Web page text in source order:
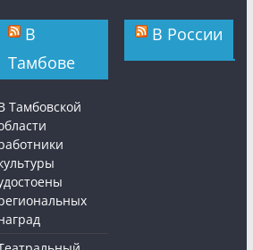
В
Тамбове
Тамбовской
В России